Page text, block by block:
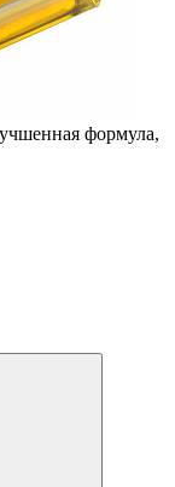
формула,